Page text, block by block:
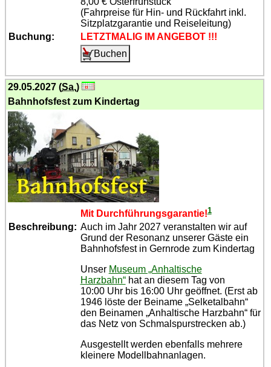
(Fahrpreise für Hin- und Rückfahrt inkl.
Sitzplatzgarantie und Reiseleitung)
Buchung:
LETZTMALIG IM ANGEBOT !!!
29.05.2027 (Sa.)
Bahnhofsfest zum Kindertag
Mit Durch­füh­rungs­garantie!1
Beschreibung: Auch im Jahr 2027 veranstalten wir auf
Grund der Resonanz unserer Gäste ein
Bahnhofsfest in Gernrode zum Kindertag
Unser Museum „Anhaltische
Harzbahn“hat an diesem Tag von
10:00 Uhr bis 16:00 Uhr geöffnet. (Erst ab
1946 löste der Beiname „Selketalbahn“
den Beinamen „Anhaltische Harzbahn“ für
das Netz von Schmalspurstrecken ab.)
Ausgestellt werden ebenfalls mehrere
kleinere Modellbahnanlagen.